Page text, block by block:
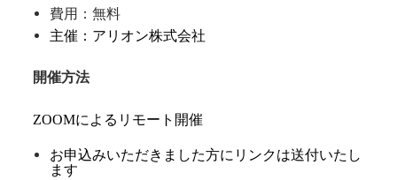
費用：無料
主催：アリオン株式会社
開催方法
ZOOMによるリモート開催
お申込みいただきました方にリンクは送付いたし
ます